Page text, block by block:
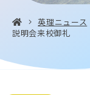
受験生の方へ
英理ニュース
説明会来校御礼